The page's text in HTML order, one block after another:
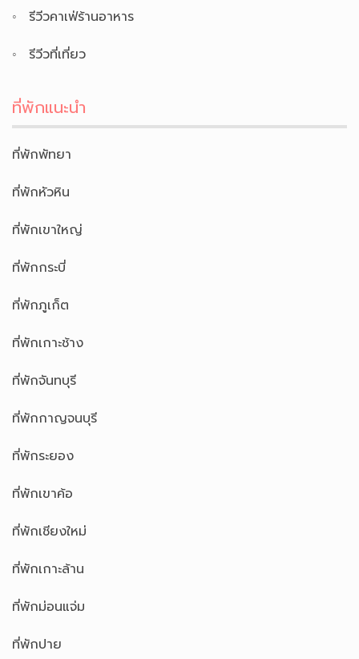
รีวีวคาเฟ่ร้านอาหาร
รีวีวที่เที่ยว
ที่พักแนะนำ
ที่พักพัทยา
ที่พักหัวหิน
ที่พักเขาใหญ่
ที่พักกระบี่
ที่พักภูเก็ต
ที่พักเกาะช้าง
ที่พักจันทบุรี
ที่พักกาญจนบุรี
ที่พักระยอง
ที่พักเขาค้อ
ที่พักเชียงใหม่
ที่พักเกาะล้าน
ที่พักม่อนแจ่ม
ที่พักปาย